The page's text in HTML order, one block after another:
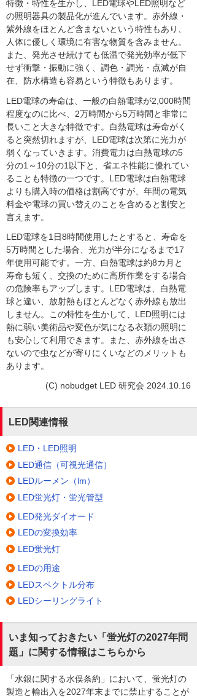
特徴・特性を生かし、LED電球やLED照明など
の照明器具の製品化が進んでいます。赤外線・
紫外線をほとんど含まないという特性もあり、
人体に優しく環境に有害な物質を含みません。
また、発光させ続けても低温で発光効率が低下
せず衝撃・振動に強く、調色・調光・点滅が自
在、防水構造も容易という特徴もあります。
LED電球の寿命は、一般の白熱電球が2,000時間
程度なのに比べ、2万時間から5万時間と非常に
長いこと大きな特徴です。白熱電球は寿命がく
ると突然切れますが、LED電球は次第に光力が
弱くなっていきます。消費電力は白熱電球の5
分の1～10分の1以下と、省エネ性能に優れてい
ることも特徴の一つです。LED電球は白熱電球
よりも購入時の価格は割高ですが、年間の電気
料金や電球の買い替えのことを含めると割安と
言えます。
LED電球を1日8時間使用したとすると、寿命を
5万時間とした場合、光力が半分になるまで17
年使用可能です。一方、白熱電球は約8カ月と
寿命も短く、交換のために高所作業をする場合
の危険率もアップします。LED電球は、白熱電
球と違い、放射熱もほとんどなく赤外線も放出
しません。この特性を生かして、LED照明には
熱に弱い美術品や変色が気になる衣類の照明に
も安心して利用できます。また、赤外線を出さ
ないので虫などが寄りにくいなどのメリットも
あります。
(C) nobudget LED 研究会 2024.10.16
LED関連情報
LED・LED照明
LED通信（可視光通信）
LEDルーメン（lm）
LED蛍光灯・蛍光管型
LED発光ダイオード
LEDの変換効率
LED蛍光灯
LEDの用途
LEDスペクトル分布
LEDシーリングライト
いま知っておきたい「蛍光灯の2027年問
題」に関する情報はこちらから
「水銀に関する水俣条約」において、蛍光灯の
製造と輸出入を2027年末までに禁止することが